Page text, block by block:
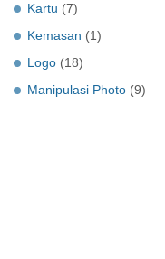
Kartu (7)
Kemasan (1)
Logo (18)
Manipulasi Photo (9)